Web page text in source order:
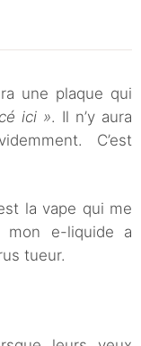
une plaque qui
ici ». Il n’y aura
C’est
la vape qui me
mon e-liquide a
tueur.